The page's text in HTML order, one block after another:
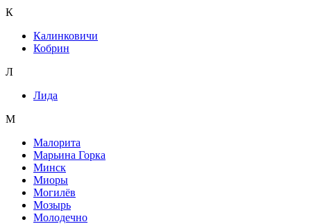
К
Калинковичи
Кобрин
Л
Лида
М
Малорита
Марьина Горка
Минск
Миоры
Могилёв
Мозырь
Молодечно